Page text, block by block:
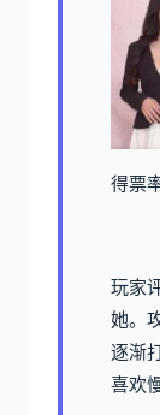
得票
玩家
她。
逐渐
喜欢